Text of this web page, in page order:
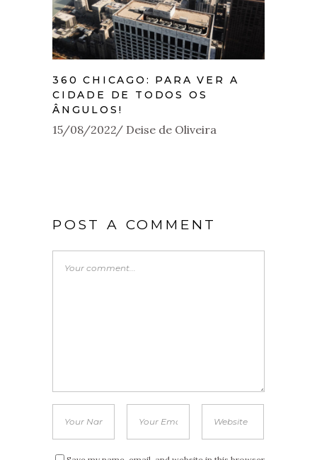
360 CHICAGO: PARA VER A
CIDADE DE TODOS OS
ÂNGULOS!
15/08/2022 Deise de Oliveira
POST A COMMENT